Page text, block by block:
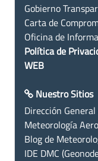
Gobierno
Carta de
Oficina de
Política de
WEB
Nuestro Sitios
Dirección
Meteorología
Blog de
IDE DMC